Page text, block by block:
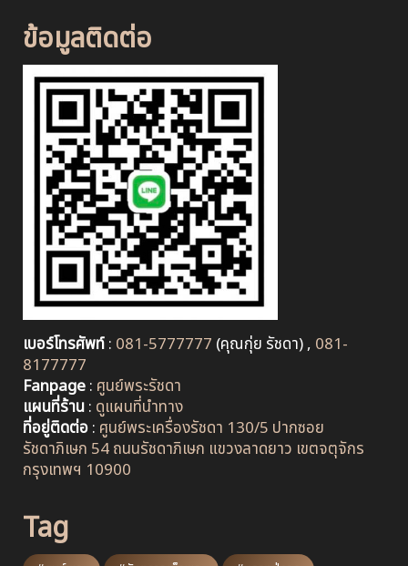
ข้อมูลติดต่อ
เบอร์โทรศัพท์: 081-5777777 (คุณกุ่ย รัชดา) , 081-
8177777
Fanpage: ศูนย์พระรัชดา
แผนที่ร้าน: ดูแผนที่นำทาง
ที่อยู่ติดต่อ: ศูนย์พระเครื่องรัชดา 130/5 ปากซอย
รัชดาภิเษก 54 ถนนรัชดาภิเษก แขวงลาดยาว เขตจตุจักร
กรุงเทพฯ 10900
Tag